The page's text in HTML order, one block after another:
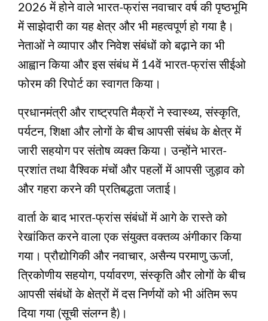
2026 में होने वाले भारत-फ्रांस नवाचार वर्ष की पृष्ठभूमि
में साझेदारी का यह क्षेत्र और भी महत्वपूर्ण हो गया है।
नेताओं ने व्यापार और निवेश संबंधों को बढ़ाने का भी
आह्वान किया और इस संबंध में 14वें भारत-फ्रांस सीईओ
फोरम की रिपोर्ट का स्वागत किया।
प्रधानमंत्री और राष्ट्रपति मैक्रों ने स्वास्थ्य, संस्कृति,
पर्यटन, शिक्षा और लोगों के बीच आपसी संबंध के क्षेत्र में
जारी सहयोग पर संतोष व्यक्त किया। उन्होंने भारत-
प्रशांत तथा वैश्विक मंचों और पहलों में आपसी जुड़ाव को
और गहरा करने की प्रतिबद्धता जताई।
वार्ता के बाद भारत-फ्रांस संबंधों में आगे के रास्ते को
रेखांकित करने वाला एक संयुक्त वक्तव्य अंगीकार किया
गया। प्रौद्योगिकी और नवाचार, असैन्य परमाणु ऊर्जा,
त्रिकोणीय सहयोग, पर्यावरण, संस्कृति और लोगों के बीच
आपसी संबंधों के क्षेत्रों में दस निर्णयों को भी अंतिम रूप
दिया गया (सूची संलग्न है)।